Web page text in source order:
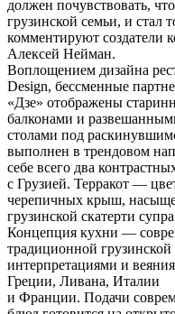
должен почувствовать,
грузинской семьи, и стал
комментируют
Алексей Нейман.
Воплощением дизайна
Design, бессменные
«Дзе» отображены
балконами и
столами под
выполнен в трендовом
себе всего два
с Грузией. Терракот —
черепичных крыш,
грузинской скатерти
Концепция кухни —
традиционной грузинской
интерпретациями и
Греции, Ливана, Италии
и Франции. Подачи